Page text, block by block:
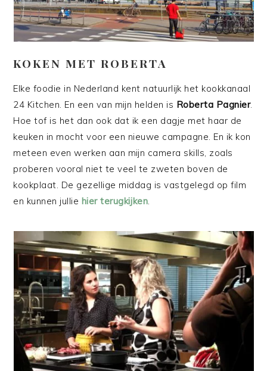
KOKEN MET ROBERTA
Elke foodie in Nederland kent natuurlijk het kookkanaal
24 Kitchen. En een van mijn helden is Roberta Pagnier.
Hoe tof is het dan ook dat ik een dagje met haar de
keuken in mocht voor een nieuwe campagne. En ik kon
meteen even werken aan mijn camera skills, zoals
proberen vooral niet te veel te zweten boven de
kookplaat. De gezellige middag is vastgelegd op film
en kunnen jullie hier terugkijken.